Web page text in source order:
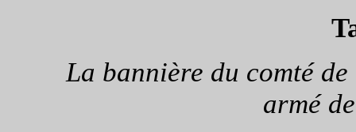
La bannière du comté
armé